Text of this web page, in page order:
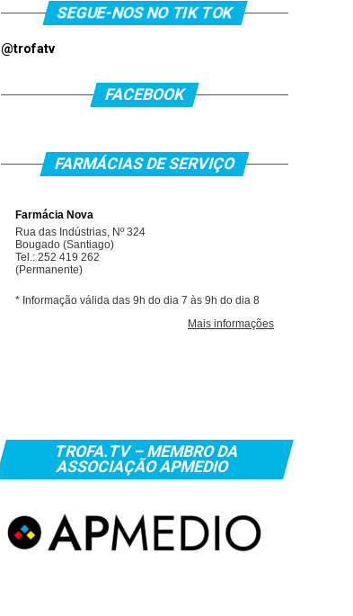
SEGUE-NOS NO TIK TOK
@trofatv
FACEBOOK
FARMÁCIAS DE SERVIÇO
TROFA.TV – MEMBRO DA
ASSOCIAÇÃO APMEDIO